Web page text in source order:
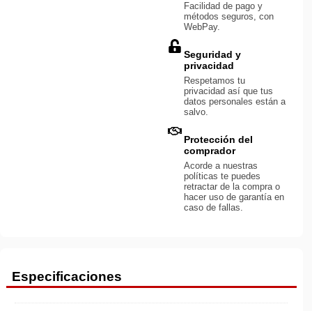
Facilidad de pago y
métodos seguros, con
WebPay.
Seguridad y
privacidad
Respetamos tu
privacidad así que tus
datos personales están a
salvo.
Protección del
comprador
Acorde a nuestras
políticas te puedes
retractar de la compra o
hacer uso de garantía en
caso de fallas.
Especificaciones